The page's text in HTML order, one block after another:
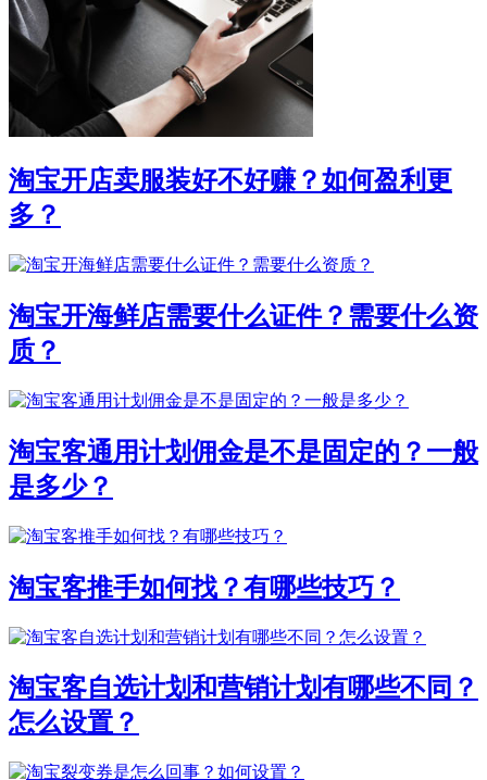
淘宝开店卖服装好不好赚？如何盈利更
多？
淘宝开海鲜店需要什么证件？需要什么资
质？
淘宝客通用计划佣金是不是固定的？一般
是多少？
淘宝客推手如何找？有哪些技巧？
淘宝客自选计划和营销计划有哪些不同？
怎么设置？